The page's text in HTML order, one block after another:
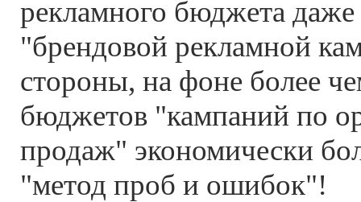
рекламного бюджета
"брендовой рекламной
стороны, на фоне более
бюджетов "кампаний по
продаж" экономически
"метод проб и ошибок"!